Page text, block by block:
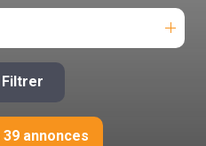
Filtrer
39 annonces